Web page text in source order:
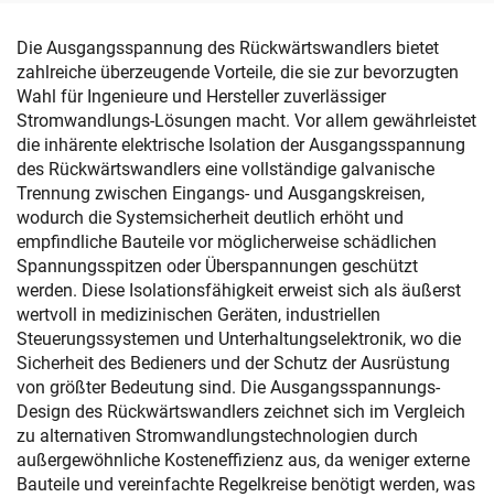
Die Ausgangsspannung des Rückwärtswandlers bietet
zahlreiche überzeugende Vorteile, die sie zur bevorzugten
Wahl für Ingenieure und Hersteller zuverlässiger
Stromwandlungs-Lösungen macht. Vor allem gewährleistet
die inhärente elektrische Isolation der Ausgangsspannung
des Rückwärtswandlers eine vollständige galvanische
Trennung zwischen Eingangs- und Ausgangskreisen,
wodurch die Systemsicherheit deutlich erhöht und
empfindliche Bauteile vor möglicherweise schädlichen
Spannungsspitzen oder Überspannungen geschützt
werden. Diese Isolationsfähigkeit erweist sich als äußerst
wertvoll in medizinischen Geräten, industriellen
Steuerungssystemen und Unterhaltungselektronik, wo die
Sicherheit des Bedieners und der Schutz der Ausrüstung
von größter Bedeutung sind. Die Ausgangsspannungs-
Design des Rückwärtswandlers zeichnet sich im Vergleich
zu alternativen Stromwandlungstechnologien durch
außergewöhnliche Kosteneffizienz aus, da weniger externe
Bauteile und vereinfachte Regelkreise benötigt werden, was